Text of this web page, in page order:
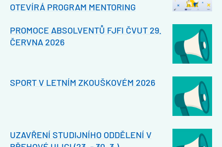
OTEVÍRÁ PROGRAM MENTORING
PROMOCE ABSOLVENTŮ FJFI ČVUT 29.
ČERVNA 2026
SPORT V LETNÍM ZKOUŠKOVÉM 2026
UZAVŘENÍ STUDIJNÍHO ODDĚLENÍ V